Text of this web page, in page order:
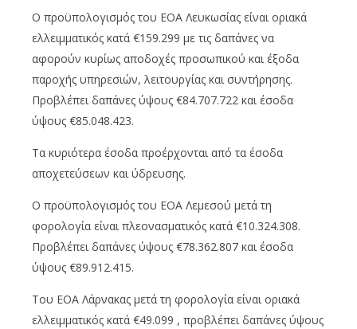
Ο προϋπολογισμός του ΕΟΑ Λευκωσίας είναι οριακά
ελλειμματικός κατά €159.299 με τις δαπάνες να
αφορούν κυρίως αποδοχές προσωπικού και έξοδα
παροχής υπηρεσιών, λειτουργίας και συντήρησης.
Προβλέπει δαπάνες ύψους €84.707.722 και έσοδα
ύψους €85.048.423.
Tα κυριότερα έσοδα προέρχονται από τα έσοδα
αποχετεύσεων και ύδρευσης.
Ο προϋπολογισμός του ΕΟΑ Λεμεσού μετά τη
φορολογία είναι πλεονασματικός κατά €10.324.308.
Προβλέπει δαπάνες ύψους €78.362.807 και έσοδα
ύψους €89.912.415.
Του ΕΟΑ Λάρνακας μετά τη φορολογία είναι οριακά
ελλειμματικός κατά €49.099 , προβλέπει δαπάνες ύψους